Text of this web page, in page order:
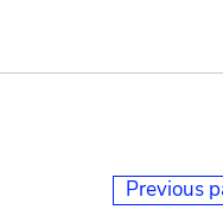
Previous